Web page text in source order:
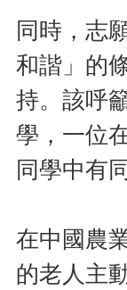
同時，志
和諧」的
持。該呼
學，一位
同學中有
在中國農
的老人主